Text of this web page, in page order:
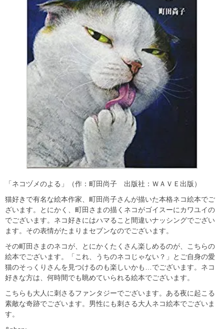
「ネコヅメのよる」（作：町田尚子 出版社：ＷＡＶＥ出版）
猫好きで有名な絵本作家、町田尚子さんが描いた本格ネコ絵本でご
ざいます。とにかく、町田さまの描くネコがゴイスーにカワユイの
でございます。ネコ好きにはハマること間違いナッシングでござい
ます。その表情がたまりまセブンなのでございます。
その町田さまのネコが、とにかくたくさん楽しめるのが、こちらの
絵本でございます。「これ、うちのネコじゃない？」とご自身の愛
猫のそっくりさんを見つけるのも楽しいかも…でございます。ネコ
好きな方は、何時間でも眺めていられる絵本でございます。
こちらも大人に刺さるファンタジーでございます。ある夜に起こる
素敵な奇跡でございます。男性にも刺さる大人ネコ絵本でございま
す。